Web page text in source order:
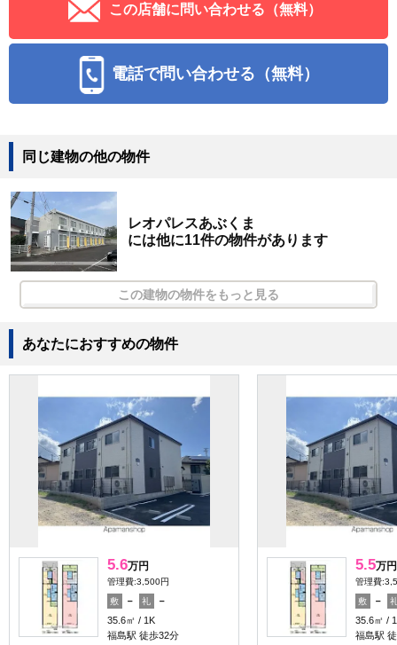
この店舗に問い合わせる（無料）
電話で問い合わせる（無料）
同じ建物の他の物件
レオパレスあぶくま
には他に11件の物件があります
この建物の物件をもっと見る
あなたにおすすめの物件
5.6万円
管理費:3,500円
敷 － 礼
－
35.6㎡
1K
福島駅 徒歩32分
5.5万円
管理費
敷 －
35.6㎡
福島駅